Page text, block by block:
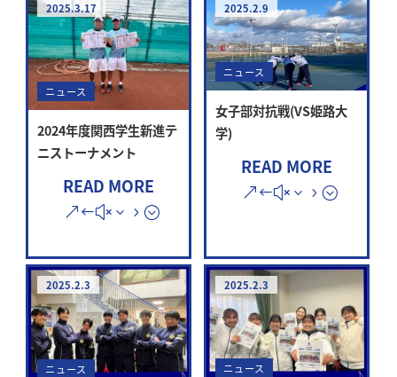
2025.3.17
ニュース
2024年度関西学生新進テ
ニストーナメント
READ MORE
2025.2.9
ニュース
女子部対抗戦(VS姫路大
学)
READ MORE
2025.2.3
ニュース
2025.2.3
ニュース